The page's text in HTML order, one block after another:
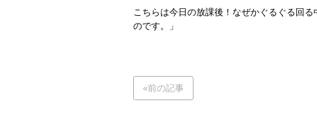
こちらは今日の放課後！なぜかぐるぐる回
のです。」
«前の記事